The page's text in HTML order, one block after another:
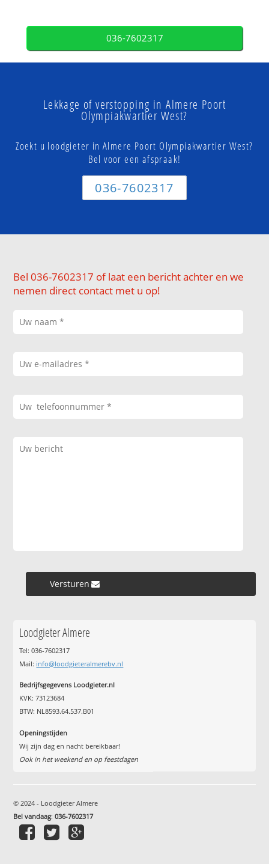
036-7602317
Lekkage of verstopping in Almere Poort
Olympiakwartier West?
Zoekt u loodgieter in Almere Poort Olympiakwartier West?
Bel voor een afspraak!
036-7602317
Bel 036-7602317 of laat een bericht achter en we
nemen direct contact met u op!
Versturen »
Loodgieter Almere
Tel: 036-7602317
Mail: info@loodgieteralmerebv.nl
Bedrijfsgegevens Loodgieter.nl
KVK: 73123684
BTW: NL8593.64.537.B01
Openingstijden
Wij zijn dag en nacht bereikbaar!
Ook in het weekend en op feestdagen
© 2024 - Loodgieter Almere
Bel vandaag:036-7602317